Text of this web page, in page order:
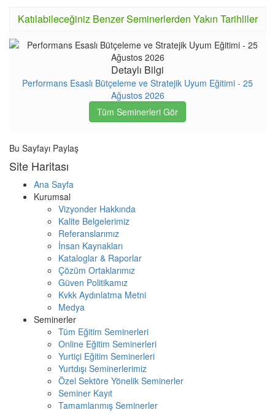
Katılabileceğiniz Benzer Seminerlerden Yakın Tarihliler
Detaylı Bilgi
Performans Esaslı Bütçeleme ve Stratejik Uyum Eğitimi - 25
Ağustos 2026
Tüm Seminerleri Gör
Bu Sayfayı Paylaş
Site Haritası
Ana Sayfa
Kurumsal
Vizyonder Hakkında
Kalite Belgelerimiz
Referanslarımız
İnsan Kaynakları
Kataloglar & Raporlar
Çözüm Ortaklarımız
Güven Politikamız
Kvkk Aydınlatma Metni
Medya
Seminerler
Tüm Eğitim Seminerleri
Online Eğitim Seminerleri
Yurtiçi Eğitim Seminerleri
Yurtdışı Seminerlerimiz
Özel Sektöre Yönelik Seminerler
Seminer Kayıt
Tamamlanmış Seminerler